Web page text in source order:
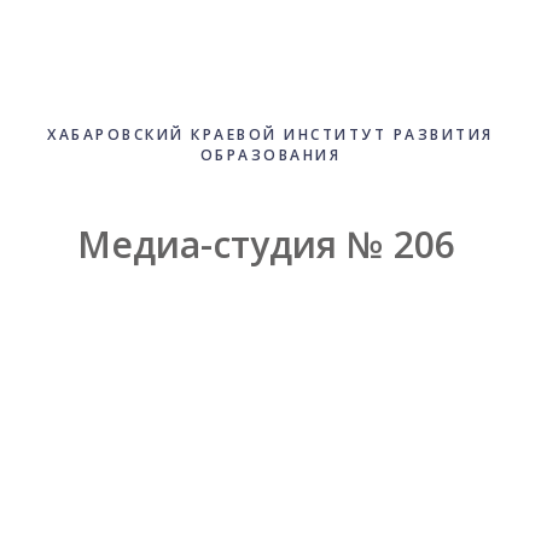
ХАБАРОВСКИЙ КРАЕВОЙ ИНСТИТУТ РАЗВИТИЯ
ОБРАЗОВАНИЯ
Медиа-студия № 206